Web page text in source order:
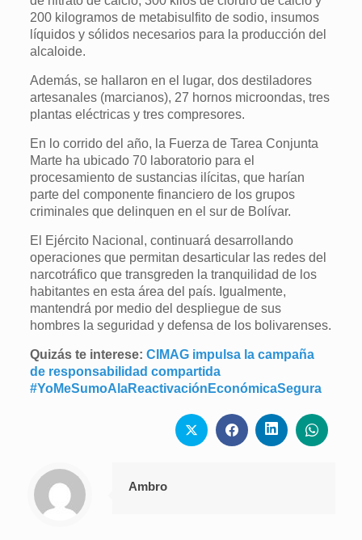
200 kilogramos de metabisulfito de sodio, insumos
líquidos y sólidos necesarios para la producción del
alcaloide.
Además, se hallaron en el lugar, dos destiladores
artesanales (marcianos), 27 hornos microondas, tres
plantas eléctricas y tres compresores.
En lo corrido del año, la Fuerza de Tarea Conjunta
Marte ha ubicado 70 laboratorio para el
procesamiento de sustancias ilícitas, que harían
parte del componente financiero de los grupos
criminales que delinquen en el sur de Bolívar.
El Ejército Nacional, continuará desarrollando
operaciones que permitan desarticular las redes del
narcotráfico que transgreden la tranquilidad de los
habitantes en esta área del país. Igualmente,
mantendrá por medio del despliegue de sus
hombres la seguridad y defensa de los bolivarenses.
Quizás te interese:CIMAG impulsa la campaña
de responsabilidad compartida
#YoMeSumoAlaReactivaciónEconómicaSegura
Ambro